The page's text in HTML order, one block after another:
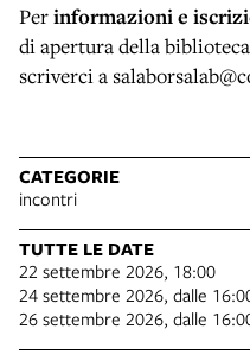
Perinformazioni e
di apertura della
scriverci a
CATEGORIE
incontri
TUTTE LE DATE
22 settembre 2026, 18:00
24 settembre 2026, dalle
26 settembre 2026, dalle